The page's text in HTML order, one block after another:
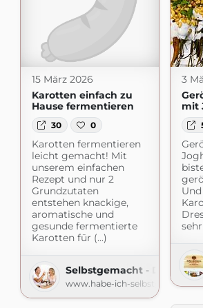
15 März 2026
Karotten einfach zu
Hause fermentieren
30 0
Karotten fermentieren
leicht gemacht! Mit
unserem einfachen
Rezept und nur 2
Grundzutaten
entstehen knackige,
aromatische und
gesunde fermentierte
Karotten für (...)
Selbstgemacht - Der
www.habe-ich-selbstgemacht.de
3
mit